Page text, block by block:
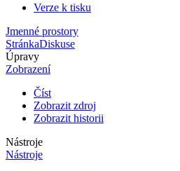
Verze k tisku
Jmenné prostory
StránkaDiskuse
Úpravy
Zobrazení
Číst
Zobrazit zdroj
Zobrazit historii
Nástroje
Nástroje